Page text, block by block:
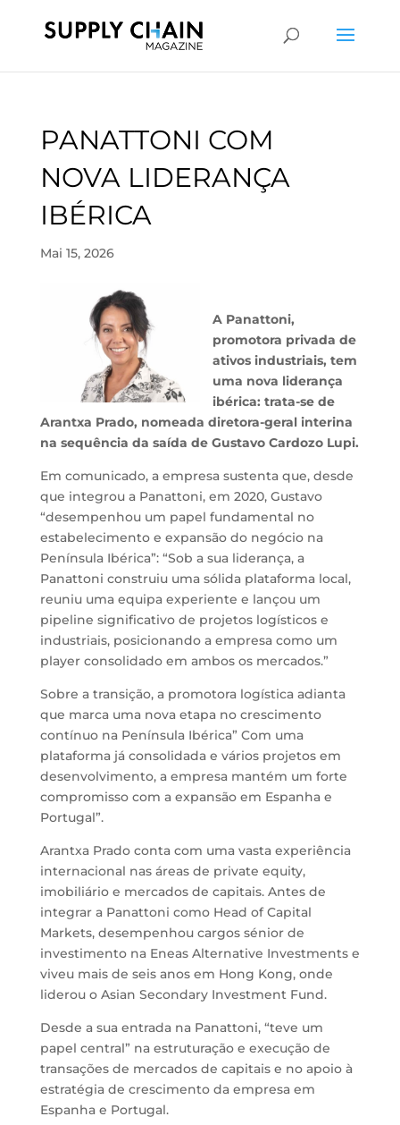
PANATTONI COM
NOVA LIDERANÇA
IBÉRICA
Mai 15, 2026
A Panattoni,
promotora privada de
ativos industriais, tem
uma nova liderança
ibérica: trata-se de
Arantxa Prado, nomeada diretora-geral interina
na sequência da saída de Gustavo Cardozo Lupi.
Em comunicado, a empresa sustenta que, desde
que integrou a Panattoni, em 2020, Gustavo
“desempenhou um papel fundamental no
estabelecimento e expansão do negócio na
Península Ibérica”: “Sob a sua liderança, a
Panattoni construiu uma sólida plataforma local,
reuniu uma equipa experiente e lançou um
pipeline significativo de projetos logísticos e
industriais, posicionando a empresa como um
player consolidado em ambos os mercados.”
Sobre a transição, a promotora logística adianta
que marca uma nova etapa no crescimento
contínuo na Península Ibérica” Com uma
plataforma já consolidada e vários projetos em
desenvolvimento, a empresa mantém um forte
compromisso com a expansão em Espanha e
Portugal”.
Arantxa Prado conta com uma vasta experiência
internacional nas áreas de private equity,
imobiliário e mercados de capitais. Antes de
integrar a Panattoni como Head of Capital
Markets, desempenhou cargos sénior de
investimento na Eneas Alternative Investments e
viveu mais de seis anos em Hong Kong, onde
liderou o Asian Secondary Investment Fund.
Desde a sua entrada na Panattoni, “teve um
papel central” na estruturação e execução de
transações de mercados de capitais e no apoio à
estratégia de crescimento da empresa em
Espanha e Portugal.